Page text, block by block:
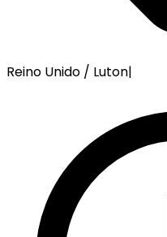
Reino Unido / Luton|